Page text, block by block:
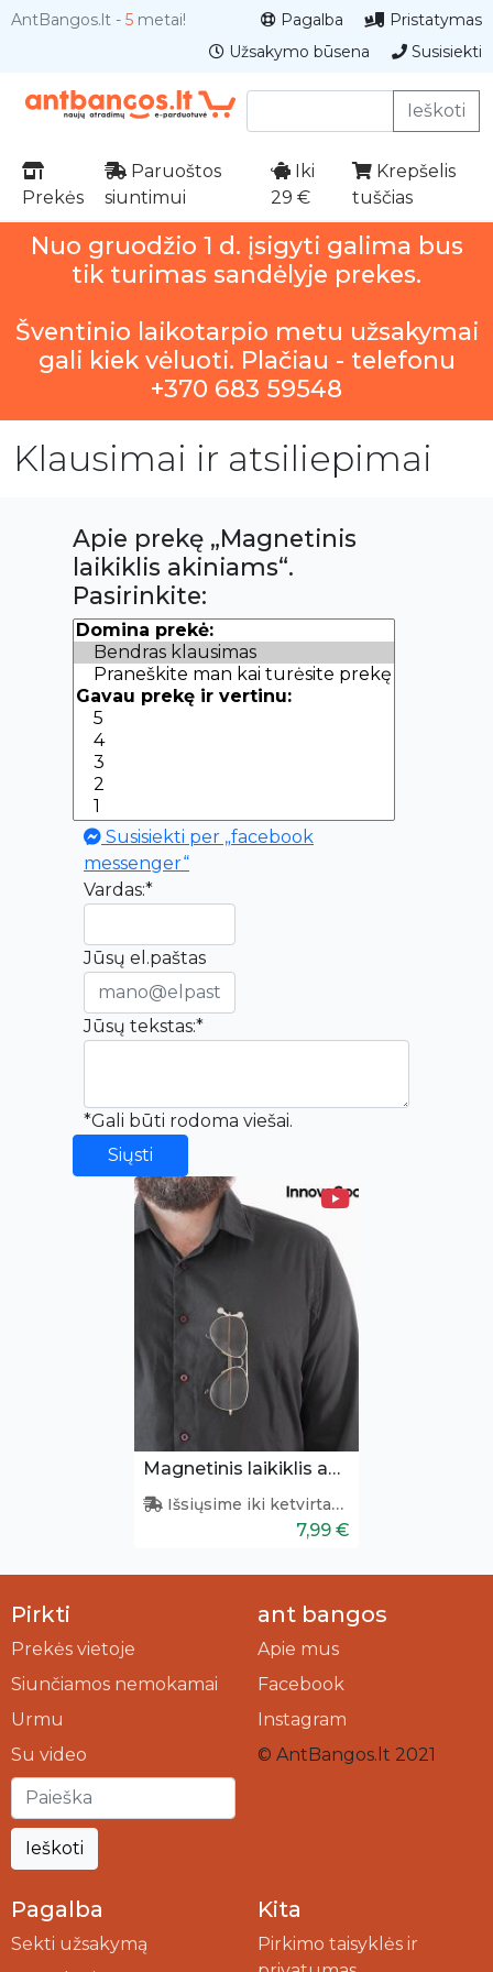
AntBangos.lt - 5 metai! Pagalba
Pristatymas
Užsakymo būsena
Susisiekti
Ieškoti
Prekės
Paruoštos
siuntimui
Iki
29 €
Krepšelis
tuščias
Nuo gruodžio 1 d. įsigyti galima bus
tik turimas sandėlyje prekes.
Šventinio laikotarpio metu užsakymai
gali kiek vėluoti. Plačiau - telefonu
+370 683 59548
Klausimai ir atsiliepimai
Apie prekę „Magnetinis
laikiklis akiniams“.
Pasirinkite:
Susisiekti per „facebook
messenger“
Vardas:*
Jūsų el.paštas
Jūsų tekstas:*
*Gali būti rodoma viešai.
Siųsti
Magnetinis laikiklis akiniams
Išsiųsime iki ketvirtadienio
7,99 €
Pirkti
Prekės vietoje
Siunčiamos nemokamai
Urmu
Su video
Ieškoti
ant bangos
Apie mus
Facebook
Instagram
© AntBangos.lt 2021
Pagalba
Sekti užsakymą
Kita
Pirkimo taisyklės ir